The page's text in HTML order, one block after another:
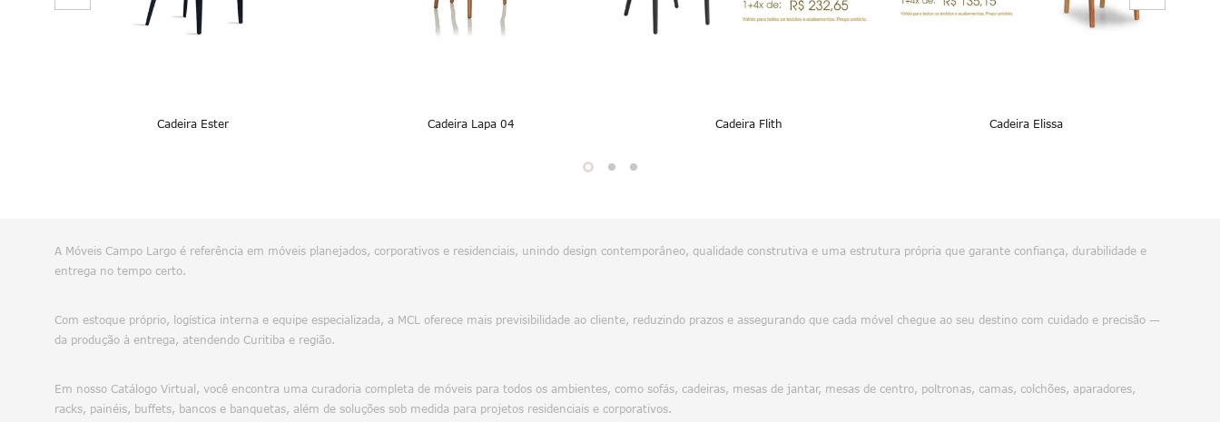
Cadeira Ester Cadeira Lapa 04 Cadeira Flith Cadeira Elissa
A Móveis Campo Largo é referência em móveis planejados, corporativos e residenciais, unindo design contemporâneo, qualidade construtiva e uma estrutura própria que garante confiança, durabilidade e
entrega no tempo certo.
Com estoque próprio, logística interna e equipe especializada, a MCL oferece mais previsibilidade ao cliente, reduzindo prazos e assegurando que cada móvel chegue ao seu destino com cuidado e precisão —
da produção à entrega, atendendo Curitiba e região.
Em nosso Catálogo Virtual, você encontra uma curadoria completa de móveis para todos os ambientes, como sofás, cadeiras, mesas de jantar, mesas de centro, poltronas, camas, colchões, aparadores,
racks, painéis, buffets, bancos e banquetas, além de soluções sob medida para projetos residenciais e corporativos.